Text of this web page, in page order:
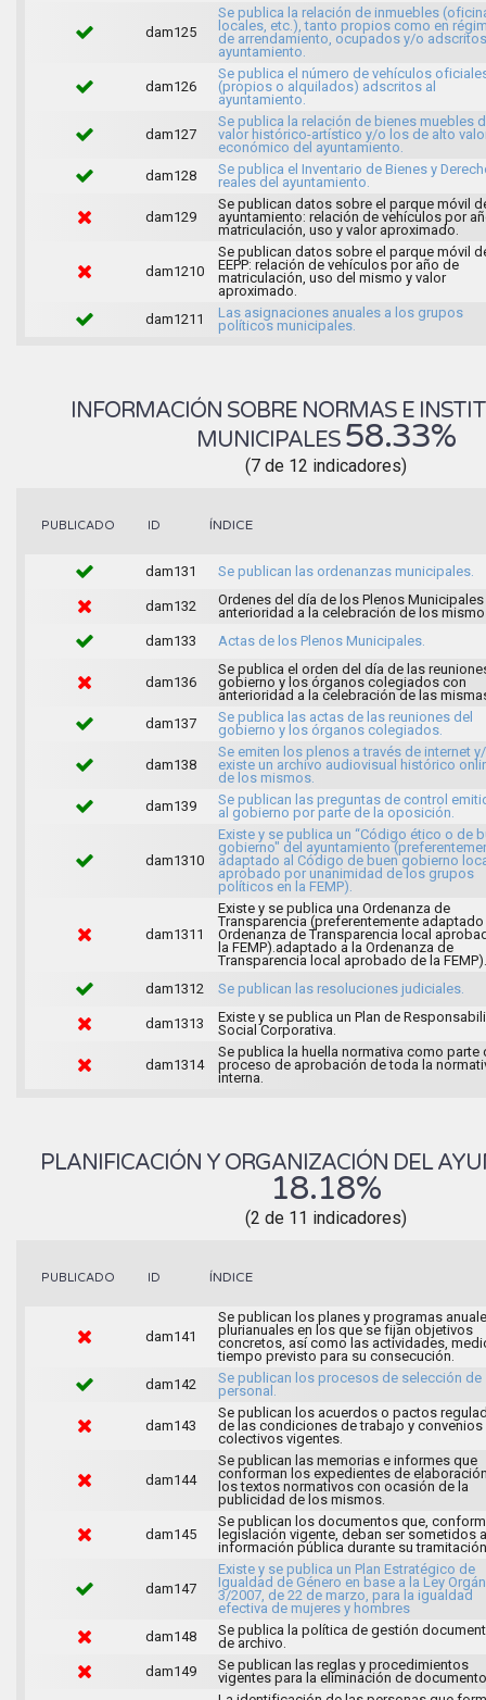
dam125
Se publica la relación de inmuebles
locales, etc.), tanto propios como en
de arrendamiento, ocupados y/o
ayuntamiento.
dam126
Se publica el número de vehículos
(propios o alquilados) adscritos al
ayuntamiento.
dam127
Se publica la relación de bienes muebles
valor histórico-artístico y/o los de alto
económico del ayuntamiento.
dam128
Se publica el Inventario de Bienes y
reales del ayuntamiento.
dam129
Se publican datos sobre el parque móvil
ayuntamiento: relación de vehículos por
matriculación, uso y valor aproximado.
dam1210
Se publican datos sobre el parque móvil
EEPP: relación de vehículos por año de
matriculación, uso del mismo y valor
aproximado.
dam1211
Las asignaciones anuales a los grupos
políticos municipales.
INFORMACIÓN SOBRE NORMAS E
MUNICIPALES 58.33%
(7 de 12 indicadores)
PUBLICADO ID ÍNDICE
dam131 Se publican las ordenanzas municipales.
dam132
Ordenes del día de los Plenos
anterioridad a la celebración de los
dam133
Actas de los Plenos Municipales.
dam136
Se publica el orden del día de las
gobierno y los órganos colegiados con
anterioridad a la celebración de las
dam137
Se publica las actas de las reuniones del
gobierno y los órganos colegiados.
dam138
Se emiten los plenos a través de internet
existe un archivo audiovisual histórico
de los mismos.
dam139
Se publican las preguntas de control
al gobierno por parte de la oposición.
dam1310
Existe y se publica un “Código ético o de
gobierno" del ayuntamiento
adaptado al Código de buen gobierno
aprobado por unanimidad de los grupos
políticos en la FEMP).
dam1311
Existe y se publica una Ordenanza de
Transparencia (preferentemente adaptado
Ordenanza de Transparencia local
la FEMP).adaptado a la Ordenanza de
Transparencia local aprobado de la FEMP).
dam1312
Se publican las resoluciones judiciales.
dam1313
Existe y se publica un Plan de
Social Corporativa.
dam1314
Se publica la huella normativa como parte
proceso de aprobación de toda la
interna.
PLANIFICACIÓN Y ORGANIZACIÓN DEL
18.18%
(2 de 11 indicadores)
PUBLICADO ID ÍNDICE
dam141
Se publican los planes y programas
plurianuales en los que se fijan objetivos
concretos, así como las actividades,
tiempo previsto para su consecución.
dam142
Se publican los procesos de selección de
personal.
dam143
Se publican los acuerdos o pactos
de las condiciones de trabajo y convenios
colectivos vigentes.
dam144
Se publican las memorias e informes que
conforman los expedientes de
los textos normativos con ocasión de la
publicidad de los mismos.
dam145
Se publican los documentos que,
legislación vigente, deban ser sometidos a
información pública durante su
dam147
Existe y se publica un Plan Estratégico de
Igualdad de Género en base a la Ley
3/2007, de 22 de marzo, para la igualdad
efectiva de mujeres y hombres
dam148
Se publica la política de gestión
de archivo.
dam149
Se publican las reglas y procedimientos
vigentes para la eliminación de